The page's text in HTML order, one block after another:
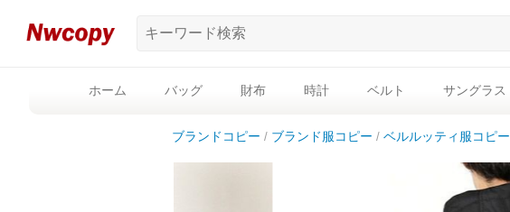
ホーム バッグ 財布 時計 ベルト サングラス
ブランドコピー ブランド服コピー ベルルッティ服コピー